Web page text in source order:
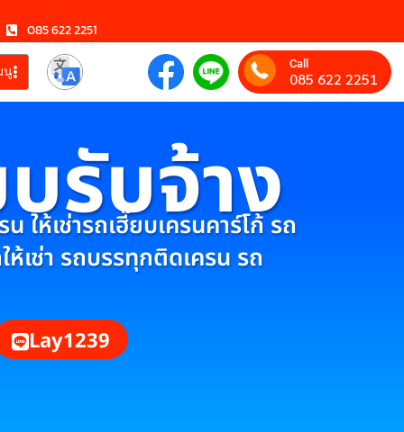
085 622 2251
นู Call
085 622 2251
รับจ้าง
ให้เช่ารถเฮี๊ยบเครนคาร์โก้ รถ
เช่า รถบรรทุกติดเครน รถ
Lay1239